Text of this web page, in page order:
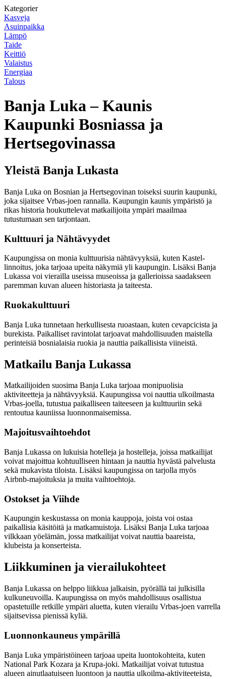
Kategorier
Kasveja
Asuinpaikka
Lämpö
Taide
Keittiö
Valaistus
Energiaa
Talous
Banja Luka – Kaunis
Kaupunki Bosniassa ja
Hertsegovinassa
Yleistä Banja Lukasta
Banja Luka on Bosnian ja Hertsegovinan toiseksi suurin kaupunki,
joka sijaitsee Vrbas-joen rannalla. Kaupungin kaunis ympäristö ja
rikas historia houkuttelevat matkailijoita ympäri maailmaa
tutustumaan sen tarjontaan.
Kulttuuri ja Nähtävyydet
Kaupungissa on monia kulttuurisia nähtävyyksiä, kuten Kastel-
linnoitus, joka tarjoaa upeita näkymiä yli kaupungin. Lisäksi Banja
Lukassa voi vierailla useissa museoissa ja gallerioissa saadakseen
paremman kuvan alueen historiasta ja taiteesta.
Ruokakulttuuri
Banja Luka tunnetaan herkullisesta ruoastaan, kuten cevapcicista ja
burekista. Paikalliset ravintolat tarjoavat mahdollisuuden maistella
perinteisiä bosnialaisia ruokia ja nauttia paikallisista viineistä.
Matkailu Banja Lukassa
Matkailijoiden suosima Banja Luka tarjoaa monipuolisia
aktiviteetteja ja nähtävyyksiä. Kaupungissa voi nauttia ulkoilmasta
Vrbas-joella, tutustua paikalliseen taiteeseen ja kulttuuriin sekä
rentoutua kauniissa luonnonmaisemissa.
Majoitusvaihtoehdot
Banja Lukassa on lukuisia hotelleja ja hostelleja, joissa matkailijat
voivat majoittua kohtuulliseen hintaan ja nauttia hyvästä palvelusta
sekä mukavista tiloista. Lisäksi kaupungissa on tarjolla myös
Airbnb-majoituksia ja muita vaihtoehtoja.
Ostokset ja Viihde
Kaupungin keskustassa on monia kauppoja, joista voi ostaa
paikallisia käsitöitä ja matkamuistoja. Lisäksi Banja Luka tarjoaa
vilkkaan yöelämän, jossa matkailijat voivat nauttia baareista,
klubeista ja konserteista.
Liikkuminen ja vierailukohteet
Banja Lukassa on helppo liikkua jalkaisin, pyörällä tai julkisilla
kulkuneuvoilla. Kaupungissa on myös mahdollisuus osallistua
opastetuille retkille ympäri aluetta, kuten vierailu Vrbas-joen varrella
sijaitsevissa pienissä kyliä.
Luonnonkauneus ympärillä
Banja Luka ympäristöineen tarjoaa upeita luontokohteita, kuten
National Park Kozara ja Krupa-joki. Matkailijat voivat tutustua
alueen ainutlaatuiseen luontoon ja nauttia ulkoilma-aktiviteeteista,